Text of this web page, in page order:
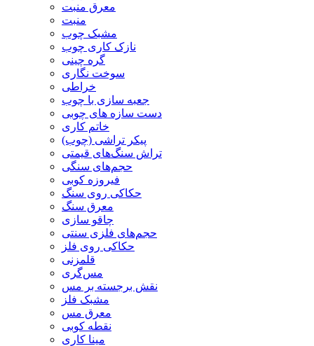
معرق منبت
منبت
مشبک چوب
نازک کاری چوب
گره چینی
سوخت نگاری
خراطی
جعبه سازی با چوب
دست سازه های چوبی
خاتم کاری
پیکر تراشی (چوب)
تراش سنگ‌های قیمتی
حجم‌های سنگی
فیروزه کوبی
حکاکی روی سنگ
معرق سنگ
چاقو سازی
حجم‌های فلزی سنتی
حکاکی روی فلز
قلمزنی
مس‌گری
نقش برجسته بر مس
مشبک فلز
معرق مس
نقطه کوبی
مینا کاری